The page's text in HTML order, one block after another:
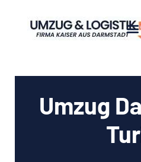
Umzug